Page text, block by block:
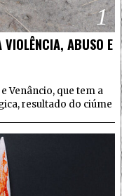
1
ABUSO E
Venâncio, que tem a
resultado do ciúme